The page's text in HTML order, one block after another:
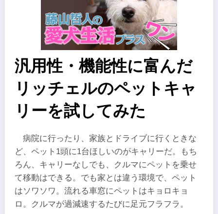
汎用性・機能性に富んだ
リッチェルのペットキャ
リーを試してみた
病院に行ったり、家族とドライブに行くときな
ど、ペット1頭に1台ほしいのがキャリーだ。もち
ろん、キャリーなしでも、クルマにペットを乗せ
て移動はできる。でも家とは違う環境で、ペット
はソワソワ。流れる車窓にペットはキョロキョ
ロ。クルマが過減速するたびに足元フラフラ。